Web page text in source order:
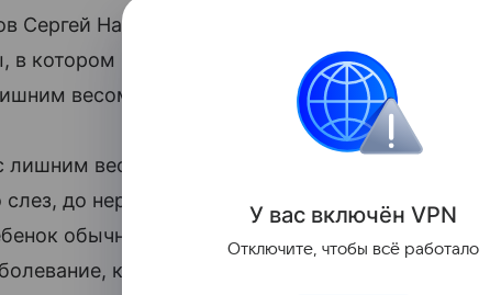
Сергей Назаров направил обращение в
котором предложил в качестве эксперимента
весом и объяснил, почему это необходимо.
весом – обычное явление. Одноклассники
до нервного срыва, до депрессии. Не все они
обычно сам нисколько не виноват в том, что
которое стало причиной набора веса,
У вас включён VPN
Отключите, чтобы всё работало